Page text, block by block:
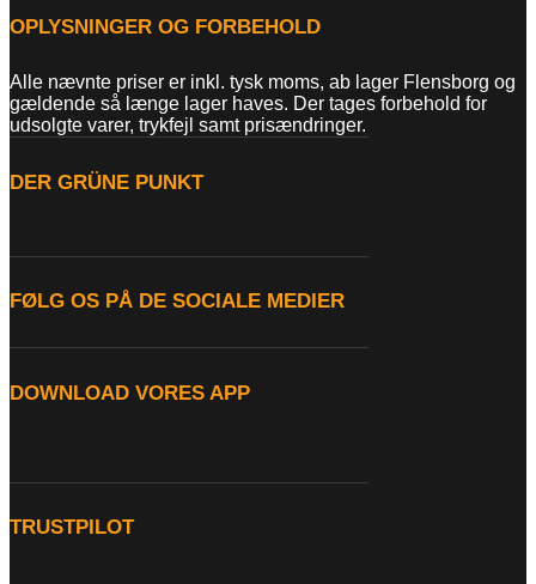
OPLYSNINGER OG FORBEHOLD
Alle nævnte priser er inkl. tysk moms, ab lager Flensborg og
gældende så længe lager haves. Der tages forbehold for
udsolgte varer, trykfejl samt prisændringer.
DER GRÜNE PUNKT
FØLG OS PÅ DE SOCIALE MEDIER
DOWNLOAD VORES APP
TRUSTPILOT